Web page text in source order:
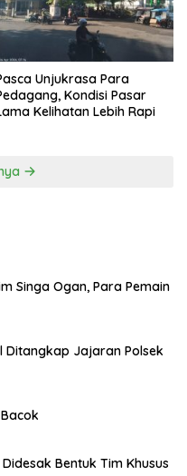
Unjukrasa Para
Kondisi Pasar
Kelihatan Lebih Rapi
Singa Ogan, Para Pemain
Ditangkap Jajaran Polsek
Bentuk Tim Khusus